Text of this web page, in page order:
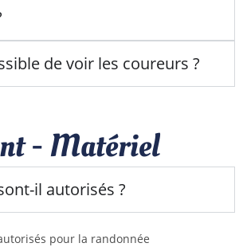
de voir les coureurs ?
- Matériel
il autorisés ?
pour la randonnée